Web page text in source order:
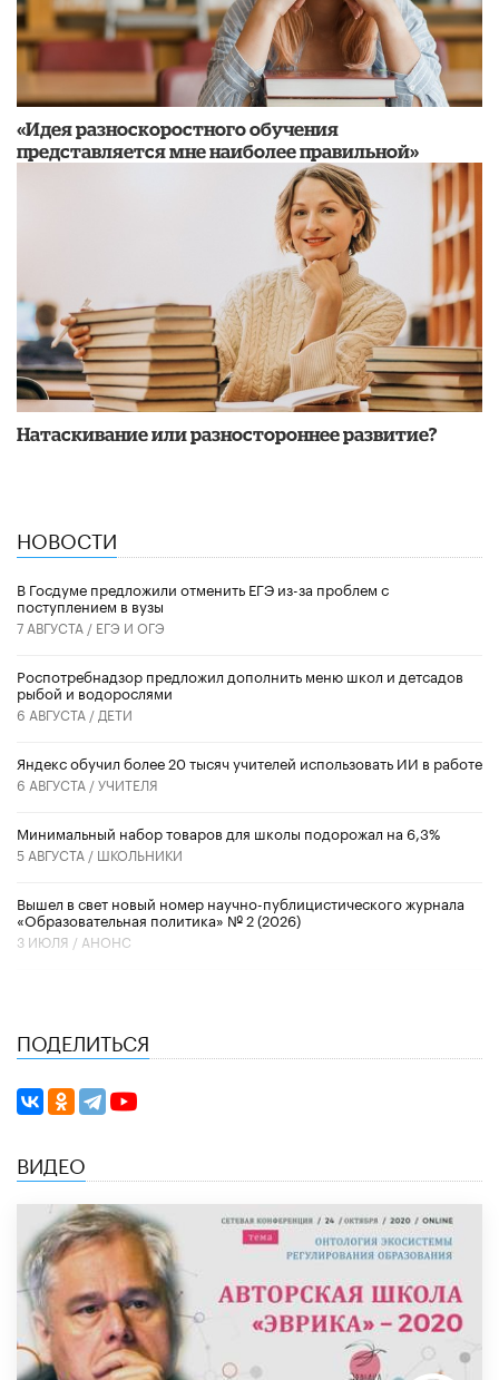
«Идея разноскоростного обучения
представляется мне наиболее правильной»
​Натаскивание или разностороннее развитие?
НОВОСТИ
В Госдуме предложили отменить ЕГЭ из-за проблем с
поступлением в вузы
7 АВГУСТА / ЕГЭ И ОГЭ
Роспотребнадзор предложил дополнить меню школ и детсадов
рыбой и водорослями
6 АВГУСТА / ДЕТИ
​Яндекс обучил более 20 тысяч учителей использовать ИИ в работе
6 АВГУСТА /УЧИТЕЛЯ
Минимальный набор товаров для школы подорожал на 6,3%
5 АВГУСТА / ШКОЛЬНИКИ
Вышел в свет новый номер научно-публицистического журнала
«Образовательная политика» № 2 (2026)
3 ИЮЛЯ / АНОНС
ПОДЕЛИТЬСЯ
ВИДЕО